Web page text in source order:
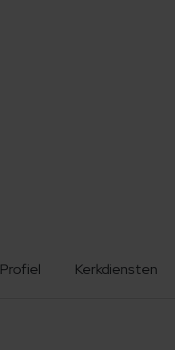
Profiel Kerkdiensten